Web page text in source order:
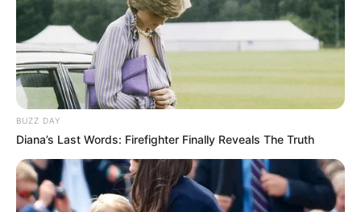
BUZZ DAY
Diana’s Last Words: Firefighter Finally Reveals The Truth